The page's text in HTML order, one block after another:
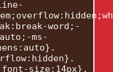
word;-
ms-
size:14px}.